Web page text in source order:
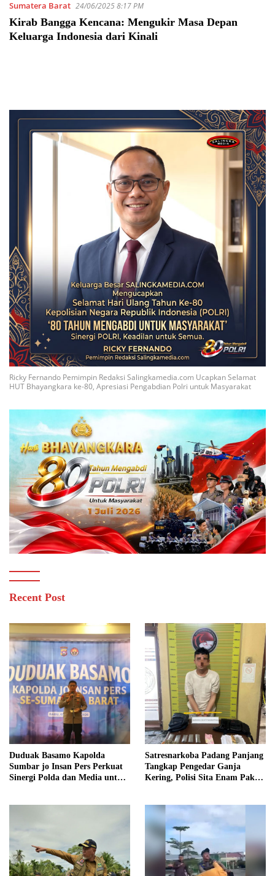
Sumatera Barat 24/06/2025 8:17 PM
Kirab Bangga Kencana: Mengukir Masa Depan
Keluarga Indonesia dari Kinali
Ricky Fernando Pemimpin Redaksi Salingkamedia.com Ucapkan Selamat
HUT Bhayangkara ke-80, Apresiasi Pengabdian Polri untuk Masyarakat
Recent Post
Duduak Basamo Kapolda
Sumbar jo Insan Pers Perkuat
Sinergi Polda dan Media untuk
Satresnarkoba Padang Panjang
Tangkap Pengedar Ganja
Kering, Polisi Sita Enam Paket